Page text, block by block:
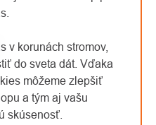
v korunách stromov,
do sveta dát. Vďaka
môžeme zlepšiť
a tým aj vašu
skúsenosť.